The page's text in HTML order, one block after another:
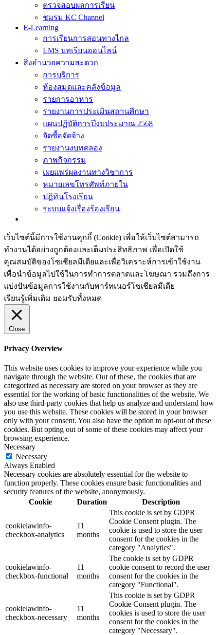
ตรวจสอบผลการเรียน
ชมรม KC Channel
E-Learning
การเรียนการสอนทางไกล
LMS บทเรียนออนไลน์
สิ่งอำนวยความสะดวก
การบริการ
ห้องสมุดและคลังข้อมูล
รายการอาหาร
รายงานการประเมินสถานศึกษา
แผนปฏิบัติการปีงบประมาณ 2568
จัดซื้อจัดจ้าง
รายงานงบทดลอง
ภาพกิจกรรม
เผยแพร่ผลงานทางวิชาการ
หมายเลขโทรศัพท์ภายใน
ปฎิทินโรงเรียน
ระบบแจ้งเรื่องร้องเรียน
เว็บไซต์นี้มีการใช้งานคุกกี้ (Cookie) เพื่อให้เว็บไซต์สามารถ
ทำงานได้อย่างถูกต้องและเต็มประสิทธิภาพ​ เพื่อเปิดใช้
คุณสมบัติของโซเชียล​มีเดียและเพื่อวิเคราะห์การเข้าใช้งาน
เพื่อนำข้อมูลไปใช้ในการทำการตลาดและโฆษณา​ รวมถึงการ
แบ่งปันข้อมูลการใช้งานกับพาร์ทเนอร์​โซเชียล​มีเดีย
เรียนรู้เพิ่มเติม ยอมรับทั้งหมด
Close
Privacy Overview
This website uses cookies to improve your experience while you
navigate through the website. Out of these, the cookies that are
categorized as necessary are stored on your browser as they are
essential for the working of basic functionalities of the website. We
also use third-party cookies that help us analyze and understand how
you use this website. These cookies will be stored in your browser
only with your consent. You also have the option to opt-out of these
cookies. But opting out of some of these cookies may affect your
browsing experience.
Necessary
Necessary
Always Enabled
Necessary cookies are absolutely essential for the website to
function properly. These cookies ensure basic functionalities and
security features of the website, anonymously.
Cookie
Duration Description
cookielawinfo-
checkbox-analytics
11
months
This cookie is set by GDPR
Cookie Consent plugin. The
cookie is used to store the user
consent for the cookies in the
category "Analytics".
cookielawinfo-
checkbox-functional
11
months
The cookie is set by GDPR
cookie consent to record the user
consent for the cookies in the
category "Functional".
cookielawinfo-
checkbox-necessary
11
months
This cookie is set by GDPR
Cookie Consent plugin. The
cookies is used to store the user
consent for the cookies in the
category "Necessary".